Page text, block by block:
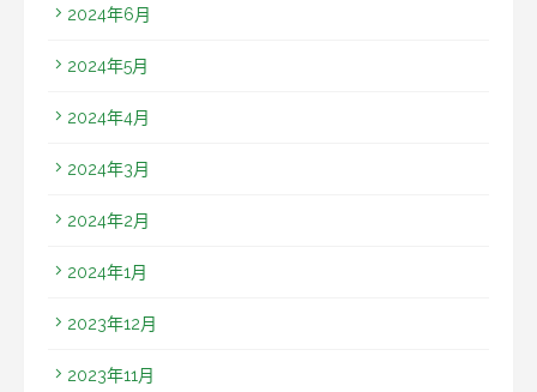
2024年6月
2024年5月
2024年4月
2024年3月
2024年2月
2024年1月
2023年12月
2023年11月